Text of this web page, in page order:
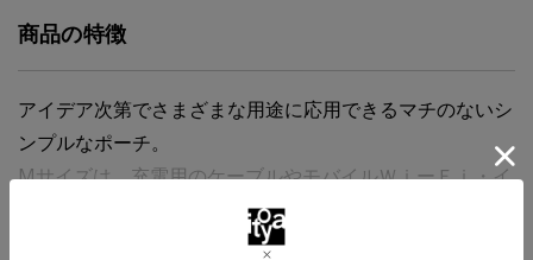
商品の特徴
アイデア次第でさまざまな用途に応用できるマチのないシ
ンプルなポーチ。
Мサイズは、充電用のケーブルやモバイルＷｉーＦｉ・イ
ヤフォンなどのモバイル周辺機器をまとめたり、ハンドク
リーム・ミラーなどのケア用品をまとめたりと、小さすぎ
MORE